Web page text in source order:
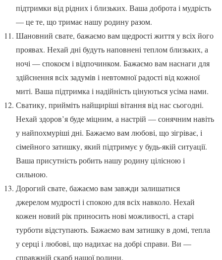
підтримки від рідних і близьких. Ваша доброта і мудрість
— це те, що тримає нашу родину разом.
Шановний свате, бажаємо вам щедрості життя у всіх його
проявах. Нехай дні будуть наповнені теплом близьких, а
ночі — спокоєм і відпочинком. Бажаємо вам наснаги для
здійснення всіх задумів і невтомної радості від кожної
миті. Ваша підтримка і надійність цінуються усіма нами.
Сватику, прийміть найщиріші вітання від нас сьогодні.
Нехай здоров’я буде міцним, а настрій — сонячним навіть
у найпохмуріші дні. Бажаємо вам любові, що зігріває, і
сімейного затишку, який підтримує у будь-якій ситуації.
Ваша присутність робить нашу родину цілісною і
сильною.
Дорогий свате, бажаємо вам завжди залишатися
джерелом мудрості і спокою для всіх навколо. Нехай
кожен новий рік приносить нові можливості, а старі
турботи відступають. Бажаємо вам затишку в домі, тепла
у серці і любові, що надихає на добрі справи. Ви —
справжній скарб нашої родини.